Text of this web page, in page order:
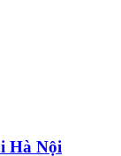
Hà Nội